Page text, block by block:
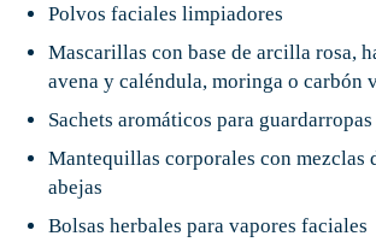
Polvos faciales limpiadores
Mascarillas con base de arcilla rosa,
avena y caléndula, moringa o carbón
Sachets aromáticos para
Mantequillas corporales con mezclas
abejas
Bolsas herbales para vapores faciales